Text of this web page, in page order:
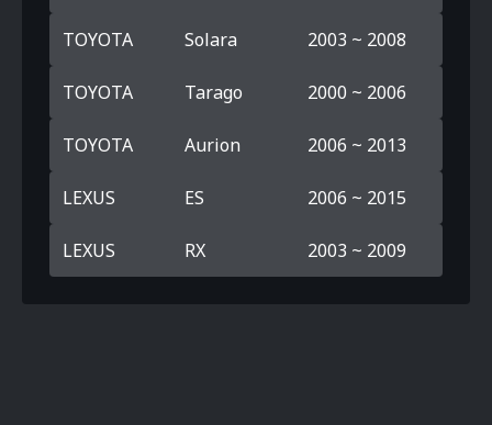
TOYOTA Solara 2003 ~ 2008
TOYOTA Tarago 2000 ~ 2006
TOYOTA Aurion 2006 ~ 2013
LEXUS ES 2006 ~ 2015
LEXUS RX 2003 ~ 2009